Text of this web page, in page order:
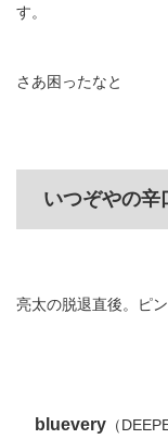
す。
さあ困ったなと
いつぞやの辛
亮太の脱退直後。ピ
bluevery（